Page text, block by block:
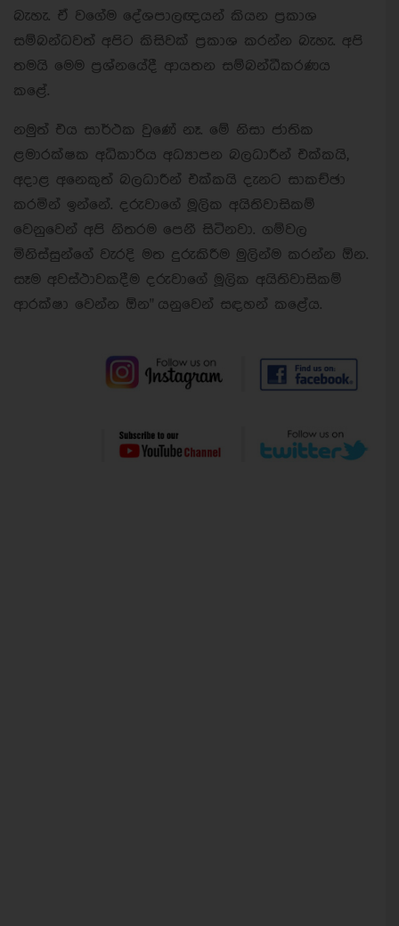
බැහැ. ඒ වගේම දේශපාලඥයන් කියන ප්‍රකාශ
සම්බන්ධවත් අපිට කිසිවක් ප්‍රකාශ කරන්න බැහැ. අපි
තමයි මෙම ප්‍රශ්නයේදී ආයතන සම්බන්ධීකරණය
කළේ.
නමුත් එය සාර්ථක වුණේ නෑ. මේ නිසා ජාතික
ළමාරක්ෂක අධිකාරිය අධ්‍යාපන බලධාරීන් එක්කයි,
අදාළ අනෙකුත් බලධාරීන් එක්කයි දැනට සාකච්ඡා
කරමින් ඉන්නේ. දරුවාගේ මූලික අයිතිවාසිකම්
වෙනුවෙන් අපි නිතරම පෙනී සිටිනවා. ගම්වල
මිනිස්සුන්ගේ වැරදි මත දුරුකිරීම මුලින්ම කරන්න ඕන.
සෑම අවස්ථාවකදීම දරුවාගේ මූලික අයිතිවාසිකම්
ආරක්ෂා වෙන්න ඕන" යනුවෙන් සඳහන් කළේය.